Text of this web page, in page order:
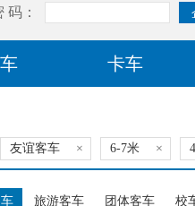
卡车
友谊客车 × 6-7米 ×
旅游客车 团体客车 校